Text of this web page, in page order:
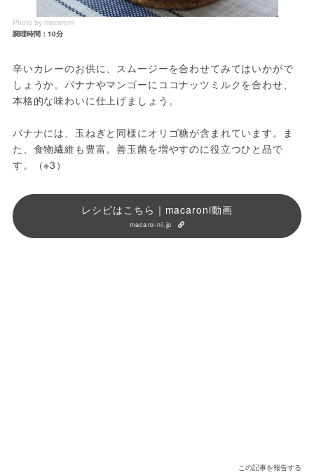
Photo by macaroni
調理時間：10分
辛いカレーのお供に、スムージーを合わせてみてはいかがで
しょうか。バナナやマンゴーにココナッツミルクを合わせ、
本格的な味わいに仕上げましょう。
バナナには、玉ねぎと同様にオリゴ糖が含まれています。ま
た、食物繊維も豊富。善玉菌を増やすのに役立つひと品で
す。（※3）
レシピはこちら｜macaroni動画
macaro-ni.jp
この記事を報告する